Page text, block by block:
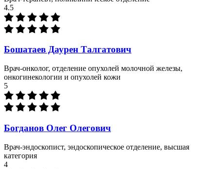
4.5
Бошатаев Даурен Талгатович
Врач-онколог, отделение опухолей молочной железы,
онкогинекологии и опухолей кожи
5
Богданов Олег Олегович
Врач-эндоскопист, эндоскопическое отделение, высшая
категория
4